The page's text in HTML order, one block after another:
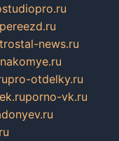
news.ru
pro-otdelky.ru
porno-vk.ru